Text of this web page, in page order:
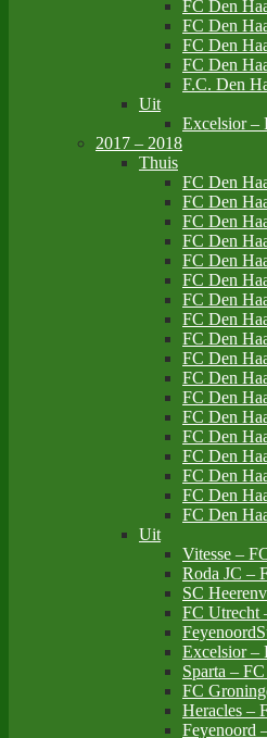
FC Den
FC Den
FC Den
FC Den
F.C. Den
Uit
Excelsior –
2017 – 2018
Thuis
FC Den
FC Den
FC Den
FC Den
FC Den
FC Den
FC Den
FC Den
FC Den
FC Den
FC Den
FC Den
FC Den
FC Den
FC Den
FC Den
FC Den
FC Den
Uit
Vitesse –
Roda JC –
SC
FC Utrecht
Excelsior –
Sparta –
FC
Heracles –
Feyenoord